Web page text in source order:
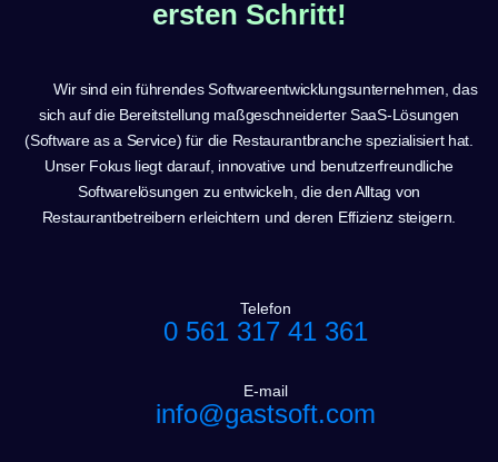
ersten Schritt!
Wir sind ein führendes Softwareentwicklungsunternehmen, das
sich auf die Bereitstellung maßgeschneiderter SaaS-Lösungen
(Software as a Service) für die Restaurantbranche spezialisiert hat.
Unser Fokus liegt darauf, innovative und benutzerfreundliche
Softwarelösungen zu entwickeln, die den Alltag von
Restaurantbetreibern erleichtern und deren Effizienz steigern.
Telefon
0 561 317 41 361
E-mail
info@gastsoft.com